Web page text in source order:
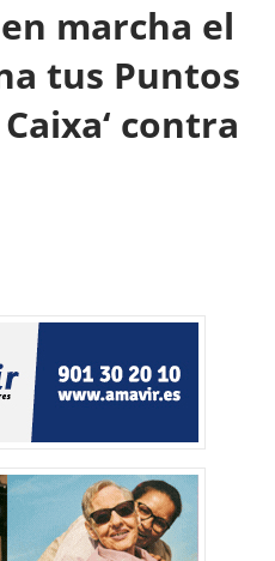
marcha el
tus Puntos
contra